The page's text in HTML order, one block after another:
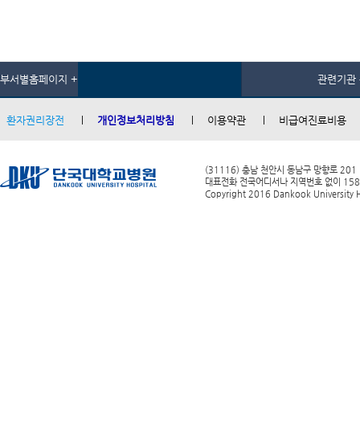
부서별홈페이지 + 관련기관
환자권리장전 개인정보처리방침 이용약관 비급여진료비용
(31116) 충남 천안시 동남구 망향로 201
대표전화 전국어디서나 지역번호 없이
Copyright 2016 Dankook University